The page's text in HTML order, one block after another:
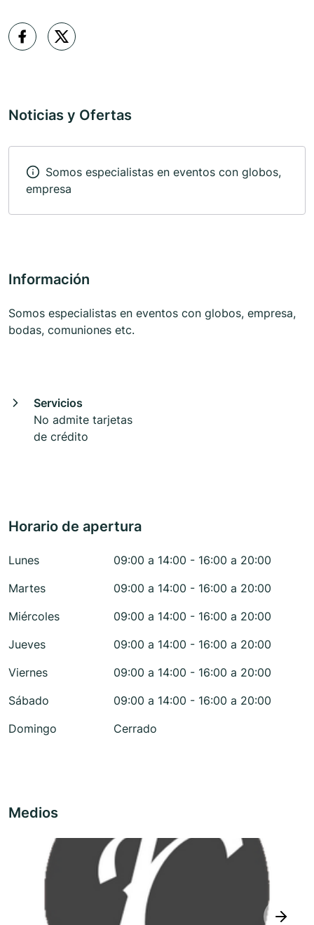
Noticias y Ofertas
Somos especialistas en eventos con globos,
empresa
Información
Somos especialistas en eventos con globos, empresa,
bodas, comuniones etc.
Servicios
No admite tarjetas
de crédito
Horario de apertura
Lunes
09:00 a 14:00 - 16:00 a 20:00
Martes
09:00 a 14:00 - 16:00 a 20:00
Miércoles
09:00 a 14:00 - 16:00 a 20:00
Jueves
09:00 a 14:00 - 16:00 a 20:00
Viernes
09:00 a 14:00 - 16:00 a 20:00
Sábado
09:00 a 14:00 - 16:00 a 20:00
Domingo
Cerrado
Medios
next